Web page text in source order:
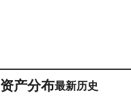
资产分布最新历史